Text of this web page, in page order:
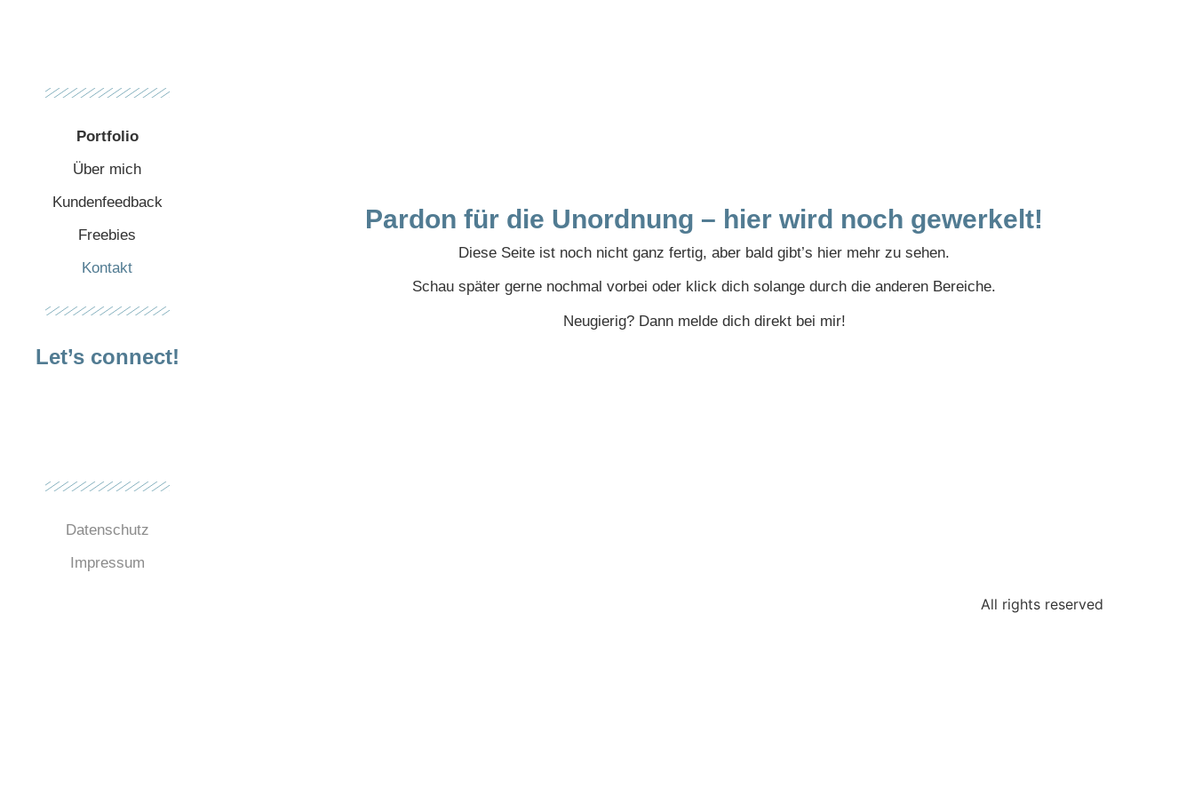
Portfolio
Über mich
Kundenfeedback
Freebies
Kontakt
Let’s connect!
Datenschutz
Impressum
Pardon für die Unordnung – hier wird noch gewerkelt!
Diese Seite ist noch nicht ganz fertig, aber bald gibt’s hier mehr zu sehen.
Schau später gerne nochmal vorbei oder klick dich solange durch die anderen Bereiche.
Neugierig? Dann melde dich direkt bei mir!
All rights reserved